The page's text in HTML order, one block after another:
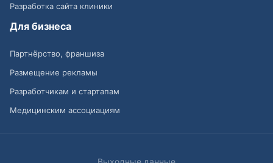
Разработка сайта клиники
Для бизнеса
Партнёрство, франшиза
Размещение рекламы
Разработчикам и стартапам
Медицинским ассоциациям